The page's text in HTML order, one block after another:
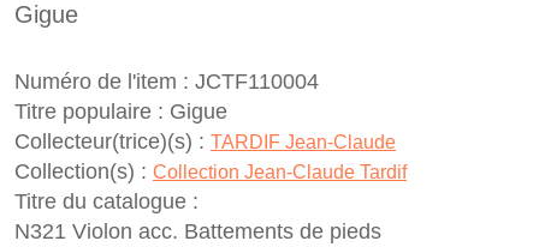
Gigue
Numéro de l'item : JCTF110004
Titre populaire : Gigue
Collecteur(trice)(s) : TARDIF Jean-Claude
Collection(s) : Collection Jean-Claude Tardif
Titre du catalogue :
N321 Violon acc. Battements de pieds